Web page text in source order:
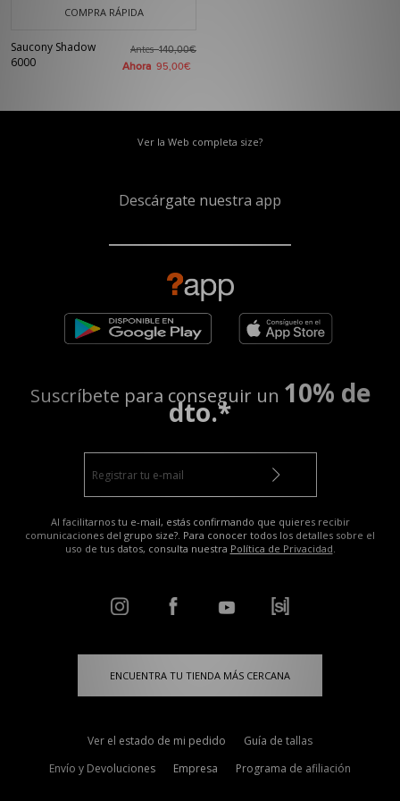
COMPRA RÁPIDA
Saucony Shadow
6000
Antes140,00€
Ahora 95,00€
Ver la Web completa size?
Descárgate nuestra app
Suscríbete para conseguir un 10% de
dto.*
Al facilitarnos tu e-mail, estás confirmando que quieres recibir
comunicaciones del grupo size?. Para conocer todos los detalles sobre el
uso de tus datos, consulta nuestra Política de Privacidad.
ENCUENTRA TU TIENDA MÁS CERCANA
Ver el estado de mi pedido
Guía de tallas
Envío y Devoluciones
Empresa Programa de afiliación